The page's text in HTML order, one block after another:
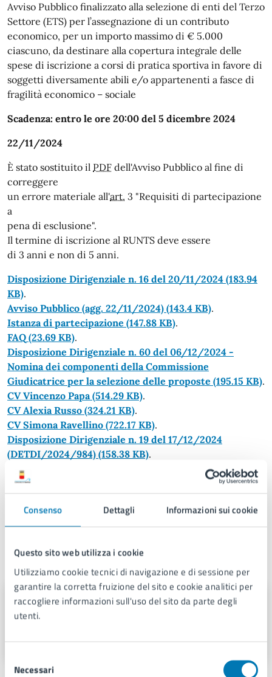
Consenso Dettagli Informazioni sui cookie
Questo sito web utilizza i cookie
Utilizziamo cookie tecnici di navigazione e di sessione per
garantire la corretta fruizione del sito e cookie analitici per
raccogliere informazioni sull'uso del sito da parte degli
utenti.
delNecessari
Avviso Pubblico finalizzato alla selezione di enti del Terzo
Settore (ETS) per l’assegnazione di un contributo
economico, per un importo massimo di € 5.000
ciascuno, da destinare alla copertura integrale delle
spese di iscrizione a corsi di pratica sportiva in favore di
soggetti diversamente abili e/o appartenenti a fasce di
fragilità economico – sociale
Scadenza: entro le ore 20:00 del 5 dicembre 2024
22/11/2024
È stato sostituito il PDF dell'Avviso Pubblico al fine di
correggere
un errore materiale all'art. 3 "Requisiti di partecipazione
a
pena di esclusione".
Il termine di iscrizione al RUNTS deve essere
di 3 anni e non di 5 anni.
Disposizione Dirigenziale n. 16 del 20/11/2024 (183.94
KB).
Avviso Pubblico (agg. 22/11/2024) (143.4 KB).
Istanza di partecipazione (147.88 KB).
FAQ (23.69 KB).
Disposizione Dirigenziale n. 60 del 06/12/2024 -
Nomina dei componenti della Commissione
Giudicatrice per la selezione delle proposte (195.15 KB).
CV Vincenzo Papa(514.29 KB).
CV Alexia Russo (324.21 KB).
CV Simona Ravellino (722.17 KB).
Disposizione Dirigenziale n. 19 del 17/12/2024
(DETDI/2024/984) (158.38 KB).
Allegato alla Disposizione Dirigenziale n. 19 del
17/12/2024 (DETDI/2024/984)
.
Pubblicato in data 20/11/2024
A cura di
Servizio Comunicazione
Istituzionale e Portale Web